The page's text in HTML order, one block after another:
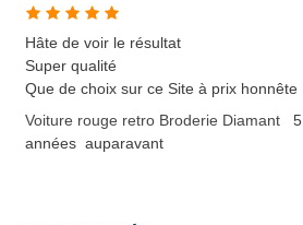
Hâte de voir le résultat
Super qualité
Que de choix sur ce Site à prix honnête
Voiture rouge retro Broderie Diamant
5
années auparavant